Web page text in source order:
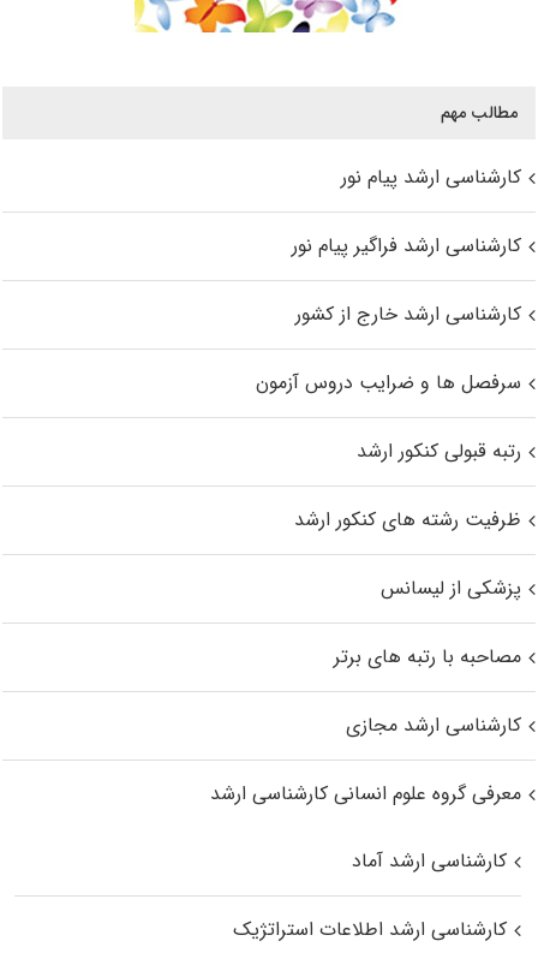
مطالب مهم
کارشناسی ارشد پیام نور
کارشناسی ارشد فراگیر پیام نور
کارشناسی ارشد خارج از کشور
سرفصل ها و ضرایب دروس آزمون
رتبه قبولی کنکور ارشد
ظرفیت رشته های کنکور ارشد
پزشکی از لیسانس
مصاحبه با رتبه های برتر
کارشناسی ارشد مجازی
معرفی گروه علوم انسانی کارشناسی ارشد
کارشناسی ارشد آماد
کارشناسی ارشد اطلاعات استراتژیک